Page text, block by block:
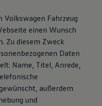
Volkswagen Fahrzeug
einen Wunsch
Zu diesem Zweck
Daten
Name, Titel, Anrede,
außerdem
und